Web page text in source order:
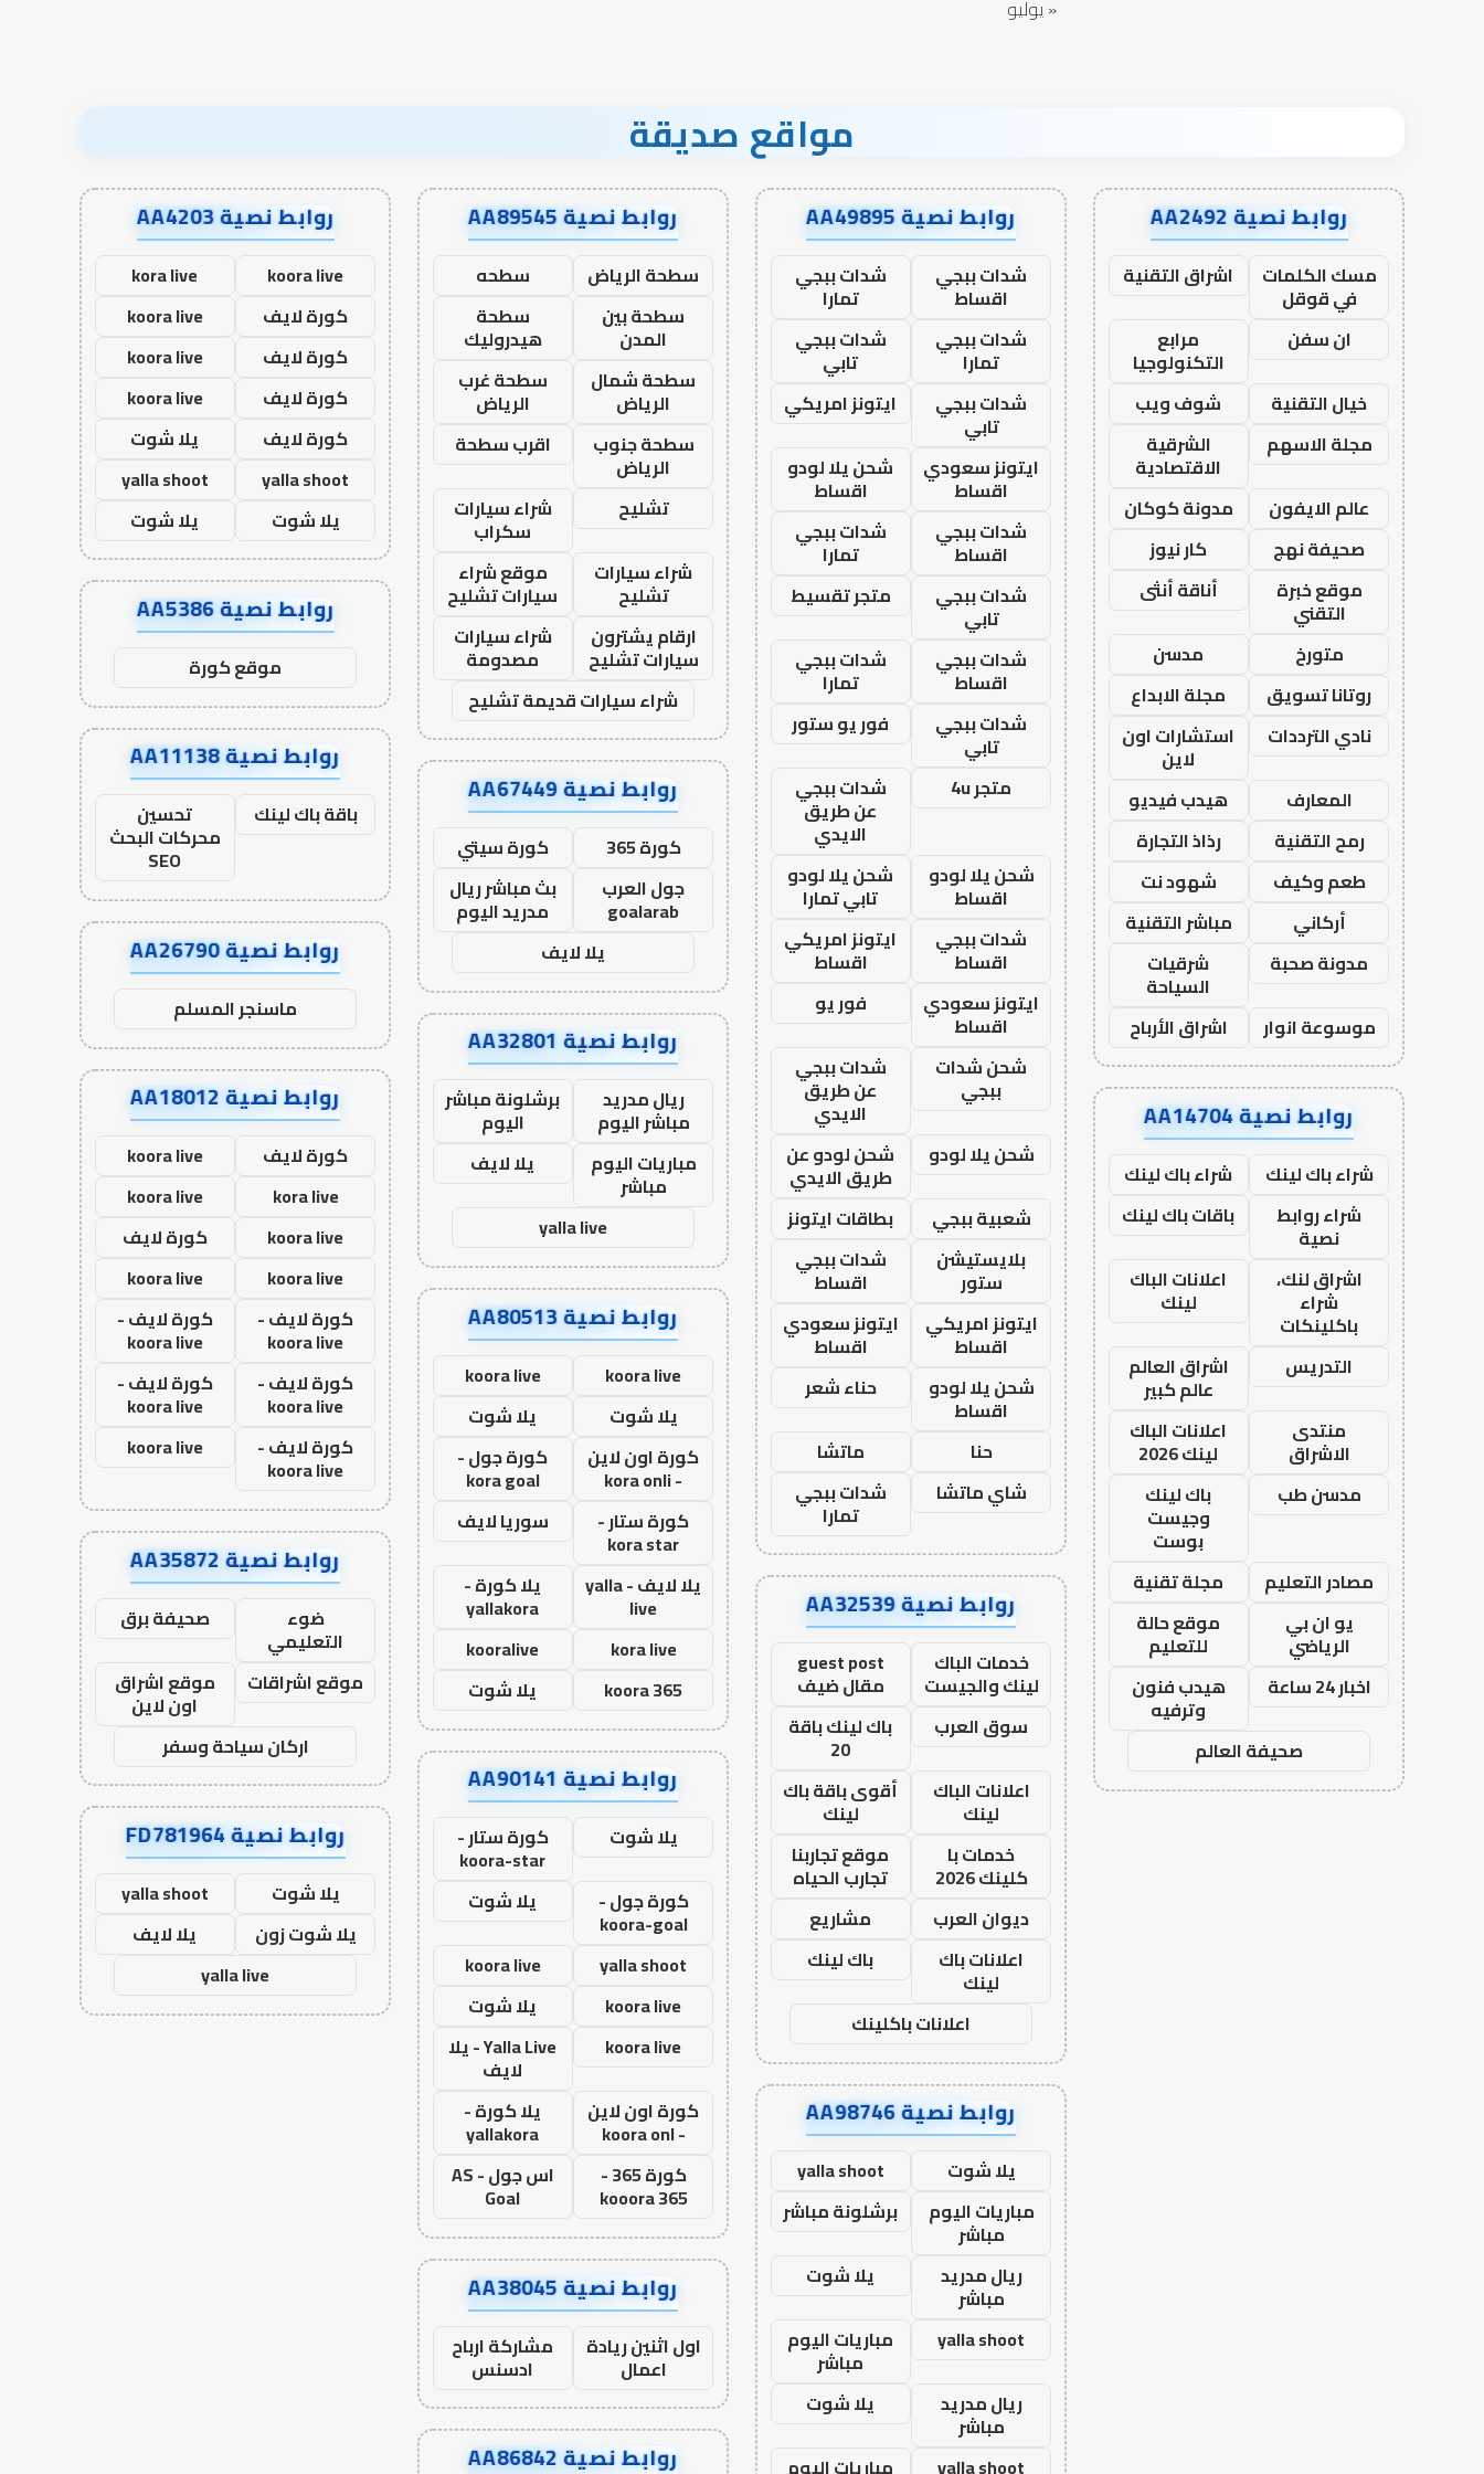
« يوليو
مواقع صديقة
روابط نصية AA2492
مسك الكلمات
في قوقل
اشراق التقنية
ان سفن
مرابع
التكنولوجيا
خيال التقنية
شوف ويب
مجلة الاسهم
الشرقية
الاقتصادية
عالم الايفون
مدونة كوكان
صحيفة نهج
كار نيوز
موقع خبرة
التقني
أناقة أنثى
متورخ
مدسن
روتانا تسويق
مجلة الابداع
نادي الترددات
استشارات اون
لاين
المعارف
هيدب فيديو
رمح التقنية
رذاذ التجارة
طعم وكيف
شهود نت
أركاني
مباشر التقنية
مدونة صحبة
شرقيات
السياحة
موسوعة انوار
اشراق الأرباح
روابط نصية AA14704
شراء باك لينك
شراء باك لينك
شراء روابط
نصية
باقات باك لينك
اشراق لنك،
شراء
باكلينكات
اعلانات الباك
لينك
التدريس
اشراق العالم
عالم كبير
منتدى
الاشراق
اعلانات الباك
لينك 2026
مدسن طب
باك لينك
وجيست
بوست
مصادر التعليم
مجلة تقنية
يو ان بي
الرياضي
موقع حالة
للتعليم
اخبار 24 ساعة
هيدب فنون
وترفيه
صحيفة العالم
روابط نصية AA49895
شدات ببجي
اقساط
شدات ببجي
تمارا
شدات ببجي
تمارا
شدات ببجي
تابي
شدات ببجي
تابي
ايتونز امريكي
ايتونز سعودي
اقساط
شحن يلا لودو
اقساط
شدات ببجي
اقساط
شدات ببجي
تمارا
شدات ببجي
تابي
متجر تقسيط
شدات ببجي
اقساط
شدات ببجي
تمارا
شدات ببجي
تابي
فور يو ستور
متجر 4u
شدات ببجي
عن طريق
الايدي
شحن يلا لودو
اقساط
شحن يلا لودو
تابي تمارا
شدات ببجي
اقساط
ايتونز امريكي
اقساط
ايتونز سعودي
اقساط
فور يو
شحن شدات
ببجي
شدات ببجي
عن طريق
الايدي
شحن يلا لودو
شحن لودو عن
طريق الايدي
شعبية ببجي
بطاقات ايتونز
بلايستيشن
ستور
شدات ببجي
اقساط
ايتونز امريكي
اقساط
ايتونز سعودي
اقساط
شحن يلا لودو
اقساط
حناء شعر
حنا
ماتشا
شاي ماتشا
شدات ببجي
تمارا
روابط نصية AA32539
خدمات الباك
لينك والجيست
guest post
مقال ضيف
سوق العرب
باك لينك باقة
20
اعلانات الباك
لينك
أقوى باقة باك
لينك
خدمات با
كلينك 2026
موقع تجاربنا
تجارب الحياه
ديوان العرب
مشاريع
اعلانات باك
لينك
باك لينك
اعلانات باكلينك
روابط نصية AA98746
يلا شوت
yalla shoot
مباريات اليوم
مباشر
برشلونة مباشر
ريال مدريد
مباشر
يلا شوت
yalla shoot
مباريات اليوم
مباشر
ريال مدريد
مباشر
يلا شوت
روابط نصية AA89545
سطحة الرياض
سطحه
سطحة بين
المدن
سطحة
هيدروليك
سطحة شمال
الرياض
سطحة غرب
الرياض
سطحة جنوب
الرياض
اقرب سطحة
تشليح
شراء سيارات
سكراب
شراء سيارات
تشليح
موقع شراء
سيارات تشليح
ارقام يشترون
سيارات تشليح
شراء سيارات
مصدومة
شراء سيارات قديمة تشليح
روابط نصية AA67449
كورة 365
كورة سيتي
جول العرب
goalarab
بث مباشر ريال
مدريد اليوم
يلا لايف
روابط نصية AA32801
ريال مدريد
مباشر اليوم
برشلونة مباشر
اليوم
مباريات اليوم
مباشر
يلا لايف
yalla live
روابط نصية AA80513
koora live
koora live
يلا شوت
يلا شوت
كورة اون لاين
- kora onli
كورة جول -
kora goal
كورة ستار -
kora star
سوريا لايف
يلا لايف - yalla
live
يلا كورة -
yallakora
kora live
kooralive
koora 365
يلا شوت
روابط نصية AA90141
يلا شوت كورة ستار -
koora-star
كورة جول -
koora-goal
يلا شوت
yalla shoot
koora live
koora live
يلا شوت
koora live
Yalla Live - يلا
لايف
كورة اون لاين
- koora onl
يلا كورة -
yallakora
كورة 365 -
kooora 365
اس جول - AS
Goal
روابط نصية AA38045
اول اثنين ريادة
اعمال
مشاركة ارباح
ادسنس
روابط نصية AA86842
روابط نصية AA4203
koora live
kora live
كورة لايف
koora live
كورة لايف
koora live
كورة لايف
koora live
كورة لايف
يلا شوت
yalla shoot
yalla shoot
يلا شوت
يلا شوت
روابط نصية AA5386
موقع كورة
روابط نصية AA11138
باقة باك لينك تحسين
محركات البحث
SEO
روابط نصية AA26790
ماسنجر المسلم
روابط نصية AA18012
كورة لايف
koora live
kora live
koora live
koora live
كورة لايف
koora live
koora live
كورة لايف -
koora live
كورة لايف -
koora live
كورة لايف -
koora live
كورة لايف -
koora live
كورة لايف -
koora live
koora live
روابط نصية AA35872
ضوء
التعليمي
صحيفة برق
موقع اشراقات
موقع اشراق
اون لاين
اركان سياحة وسفر
روابط نصية FD781964
يلا شوت
yalla shoot
يلا شوت زون
يلا لايف
yalla live